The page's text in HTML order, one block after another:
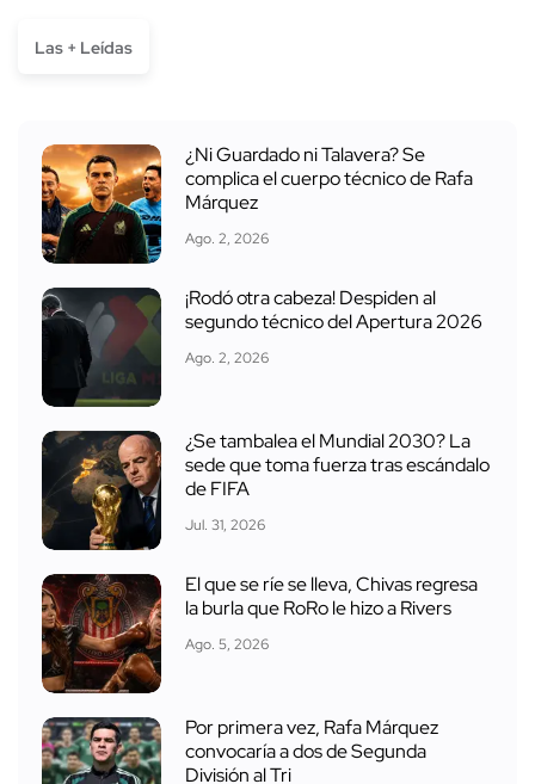
Las + Leídas
¿Ni Guardado ni Talavera? Se
complica el cuerpo técnico de Rafa
Márquez
Ago. 2, 2026
¡Rodó otra cabeza! Despiden al
segundo técnico del Apertura 2026
Ago. 2, 2026
¿Se tambalea el Mundial 2030? La
sede que toma fuerza tras escándalo
de FIFA
Jul. 31, 2026
El que se ríe se lleva, Chivas regresa
la burla que RoRo le hizo a Rivers
Ago. 5, 2026
Por primera vez, Rafa Márquez
convocaría a dos de Segunda
División al Tri